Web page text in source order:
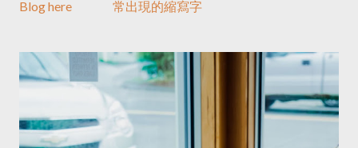
Blog here 常出現的縮寫字